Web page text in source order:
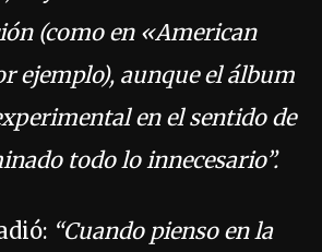
(como en «American
ejemplo), aunque el álbum
en el sentido de
todo lo innecesario”.
“Cuando pienso en la